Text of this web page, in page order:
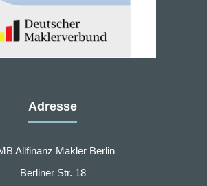
Adresse
Allfinanz Makler Berlin
Berliner Str. 18